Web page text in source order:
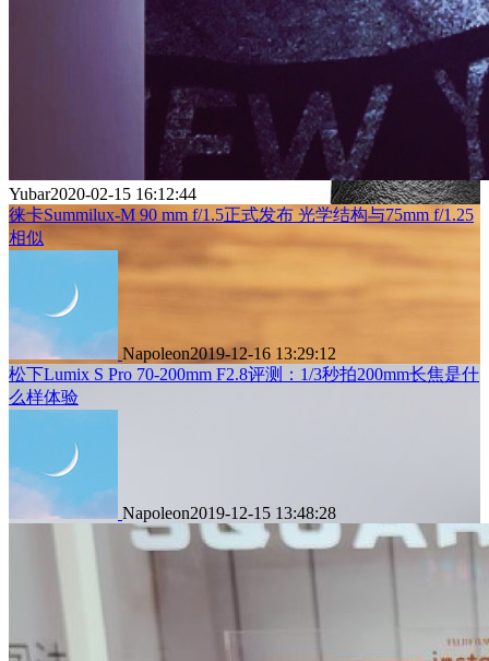
Yubar2020-02-15 16:12:44
徕卡Summilux-M 90 mm f/1.5正式发布 光学结构与75mm f/1.25
相似
Napoleon2019-12-16 13:29:12
松下Lumix S Pro 70-200mm F2.8评测：1/3秒拍200mm长焦是什
么样体验
Napoleon2019-12-15 13:48:28